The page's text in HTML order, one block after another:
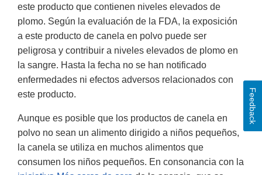
este producto que contienen niveles elevados de
plomo. Según la evaluación de la FDA, la exposición
a este producto de canela en polvo puede ser
peligrosa y contribuir a niveles elevados de plomo en
la sangre. Hasta la fecha no se han notificado
enfermedades ni efectos adversos relacionados con
este producto.
Aunque es posible que los productos de canela en
polvo no sean un alimento dirigido a niños pequeños,
la canela se utiliza en muchos alimentos que
consumen los niños pequeños. En consonancia con la
Feedback